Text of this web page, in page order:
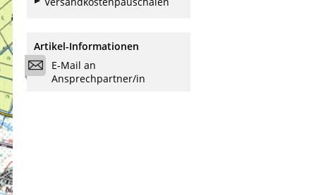
Artikel-Informationen
E-Mail an
Ansprechpartner/in